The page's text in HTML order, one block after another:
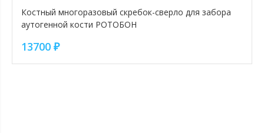
Костный многоразовый скребок-сверло для забора
аутогенной кости РОТОБОН
13700 ₽